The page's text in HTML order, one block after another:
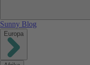
Sunny Blog
Europa